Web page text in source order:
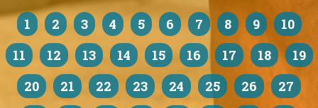
1 2 3 4 5 6 7 8 9
10
11
12 13 14 15 16 17 18
19
20
21 22 23 24 25 26
27